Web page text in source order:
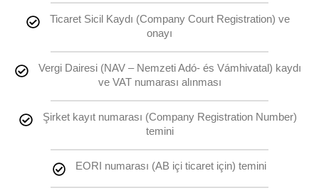
Ticaret Sicil Kaydı (Company Court Registration) ve
onayı
Vergi Dairesi (NAV – Nemzeti Adó- és Vámhivatal) kaydı
ve VAT numarası alınması
Şirket kayıt numarası (Company Registration Number)
temini
EORI numarası (AB içi ticaret için) temini